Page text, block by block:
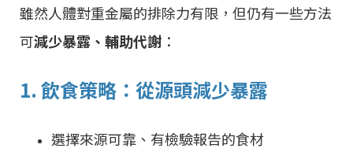
雖然人體對重金屬的排除力有限，但仍有一些方法
可減少暴露、輔助代謝 ：
1. 飲食策略：從源頭減少暴露
選擇來源可靠、有檢驗報告的食材